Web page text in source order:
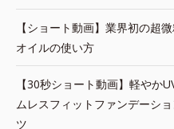
【ショート動画】業界初の超
オイルの使い方
【30秒ショート動画】軽やか
ムレスフィットファンデーシ
ツ